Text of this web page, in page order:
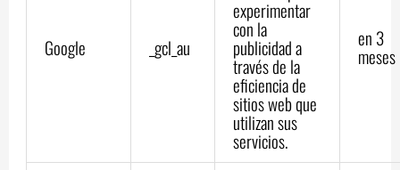
Google _gcl_au
experimentar
con la
publicidad a
través de la
eficiencia de
sitios web que
utilizan sus
servicios.
en 3
meses